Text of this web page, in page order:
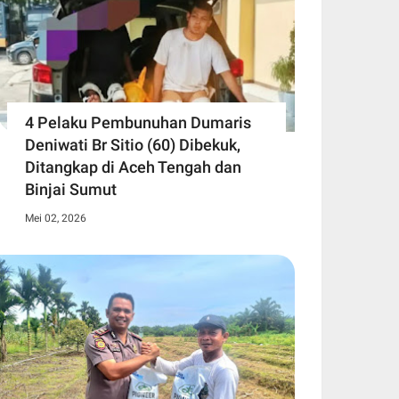
4 Pelaku Pembunuhan Dumaris
Deniwati Br Sitio (60) ‎Dibekuk,
Ditangkap di Aceh Tengah ‎dan
Binjai Sumut
Mei 02, 2026